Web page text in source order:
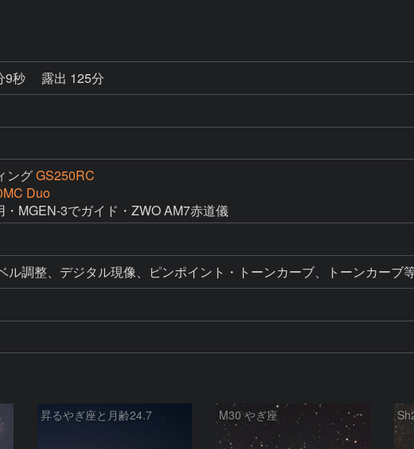
9秒
露出 125分
ングGS250RC
Duo
ル調整、デジタル現像、ピンポイント・トーンカーブ、トーンカーブ等
） 昇るやぎ座と月齢24.7 M30 やぎ座